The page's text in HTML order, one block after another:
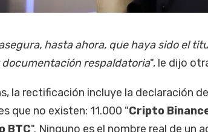
hasta ahora, que haya sido el
documentación respaldatoria", le dijo
la rectificación incluye la declaración
que no existen: 11.000 "Cripto
BTC". Ninguno es el nombre real de un